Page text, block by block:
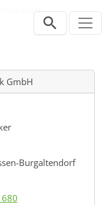
GmbH
GmbH
Burgaltendorf